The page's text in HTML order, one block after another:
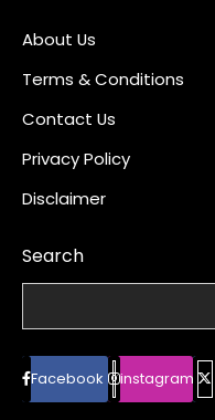
About Us
Terms & Conditions
Contact Us
Privacy Policy
Disclaimer
Search
Facebook instagram